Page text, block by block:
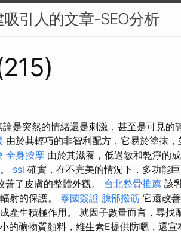
引人的文章-SEO分析
是突然的情緒還是刺激，甚至是可見的
由於其輕巧的非智利配方，它易於塗抹
全身按摩 由於其滋養，低過敏和乾淨的
ssl 確實，在不完美的情況下，多功能
了皮膚的整體外觀。 台北整骨推薦 該
射的保護。 泰國簽證 臉部撥筋 它還改
產生積極作用。 就因子數量而言，尋找
的礦物質顏料，維生素E提供防曬，還宣